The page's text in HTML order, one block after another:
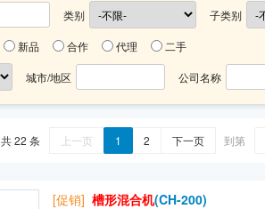
类别 子类别
新品 合作 代理 二手
城市/地区 公司名称
共 22 条 上一页 1 2 下一页 到第
[促销] 槽形混合机(CH-200)